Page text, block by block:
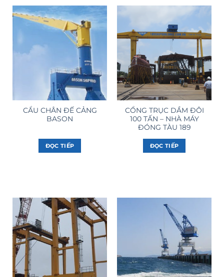
CẨU CHÂN ĐẾ CẢNG
BASON
ĐỌC TIẾP
CỔNG TRỤC DẦM ĐÔI
100 TẤN – NHÀ MÁY
ĐÓNG TÀU 189
ĐỌC TIẾP